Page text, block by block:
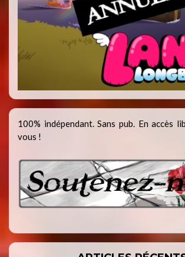
100% indépendant. Sans pub. En accès
vous !